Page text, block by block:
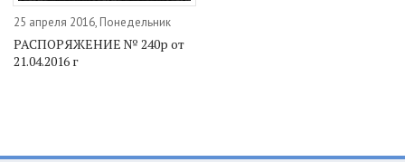
25 апреля 2016, Понедельник
РАСПОРЯЖЕНИЕ № 240р от
21.04.2016 г